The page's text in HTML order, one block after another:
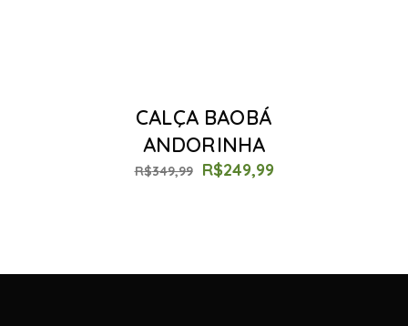
CALÇA BAOBÁ
ANDORINHA
R$349,99 R$249,99